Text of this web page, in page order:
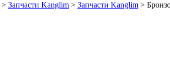
> Запчасти Kanglim > Запчасти Kanglim >